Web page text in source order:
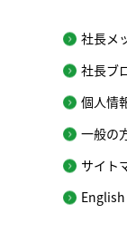
社長メ
社長ブ
個人情
一般の
サイト
English